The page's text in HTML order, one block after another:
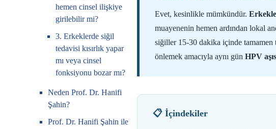
hemen cinsel ilişkiye
girilebilir mi?
3. Erkeklerde siğil
tedavisi kısırlık yapar
mı veya cinsel
fonksiyonu bozar mı?
Neden Prof. Dr. Hanifi
Şahin?
Prof. Dr. Hanifi Şahin ile
Evet, kesinlikle mümkündür.
muayenenin hemen ardından lokal
siğiller 15-30 dakika içinde tamamen
önlemek amacıyla aynı gün HPV
📋 İçindekiler